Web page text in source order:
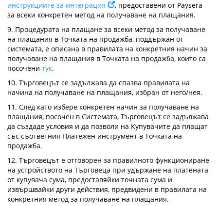
инструкциите за интеграция
, предоставени от Paysera
за всеки конкретен метод на получаване на плащания.
9. Процедурата на плащане за всеки метод за получаване
на плащания в Точката на продажба, поддържан от
системата, е описана в правилата на конкретния начин за
получаване на плащания в Точката на продажба, които са
посочени тук.
10. Търговецът се задължава да спазва правилата на
начина на получаване на плащания, избран от него/нея.
11. След като избере конкретен начин за получаване на
плащания, посочен в Системата, Търговецът се задължава
да създаде условия и да позволи на Купувачите да плащат
със съответния Платежен инструмент в Точката на
продажба.
12. Търговецът е отговорен за правилното функциониране
на устройството на Търговеца при удържане на платената
от купувача сума, предоставяйки точната сума и
извършвайки други действия, предвидени в правилата на
конкретния метод за получаване на плащания.